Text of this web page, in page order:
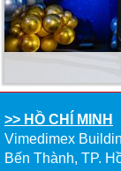
>> HỒ CHÍ MINH
Vimedimex
Bến Thành, TP.